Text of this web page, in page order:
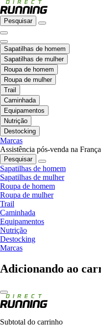
Pesquisar
Sapatilhas de homem
Sapatilhas de mulher
Roupa de homem
Roupa de mulher
Trail
Caminhada
Equipamentos
Nutrição
Destocking
Marcas
Assistência pós-venda na França
Pesquisar
Sapatilhas de homem
Sapatilhas de mulher
Roupa de homem
Roupa de mulher
Trail
Caminhada
Equipamentos
Nutrição
Destocking
Marcas
Adicionando ao
Subtotal do carrinho